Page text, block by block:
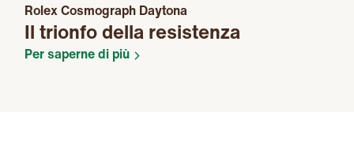
Rolex Cosmograph Daytona
Il trionfo della resistenza
Per saperne di più